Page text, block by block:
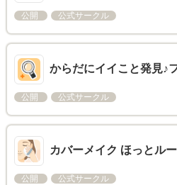
公開 公式サークル
からだにイイこと発見♪
公開 公式サークル
カバーメイク ほっとル
公開 公式サークル